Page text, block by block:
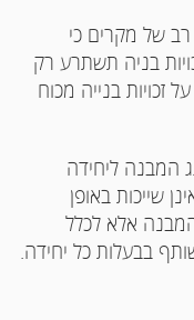
של מקרים כי
בניה תשתרע רק
זכויות בנייה מכוח
המבנה ליחידה
שייכות באופן
אלא לכלל
בבעלות כל יחידה.